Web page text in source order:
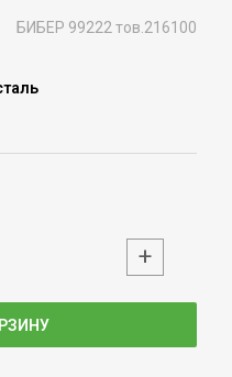
БИБЕР 99222 тов.216100
+